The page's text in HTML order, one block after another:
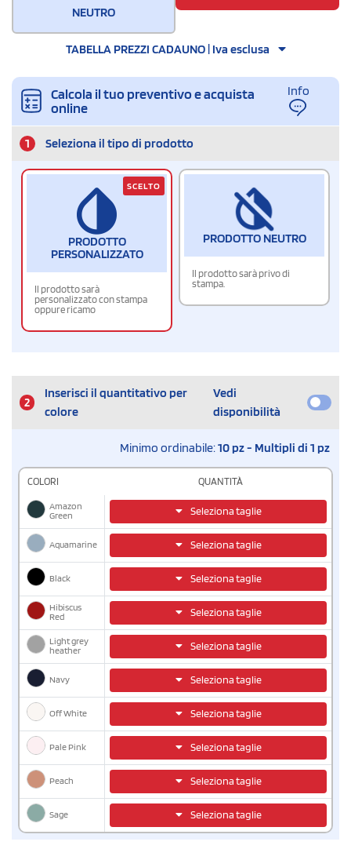
NEUTRO
TABELLA PREZZI CADAUNO | Iva esclusa
Calcola il tuo preventivo e acquista
online
Info
1 Seleziona il tipo di prodotto
PRODOTTO
PERSONALIZZATO
Il prodotto sarà
personalizzato con stampa
oppure ricamo
SCELTO
PRODOTTO NEUTRO
Il prodotto sarà privo di
stampa.
2
Inserisci il quantitativo per
colore
Vedi
disponibilità
Minimo ordinabile:10 pz - Multipli di 1 pz
COLORI QUANTITÀ
Amazon
Green
Seleziona taglie
Aquamarine Seleziona taglie
Black Seleziona taglie
Hibiscus
Red
Seleziona taglie
Light grey
heather
Seleziona taglie
Navy Seleziona taglie
Off White Seleziona taglie
Pale Pink Seleziona taglie
Peach Seleziona taglie
Sage Seleziona taglie